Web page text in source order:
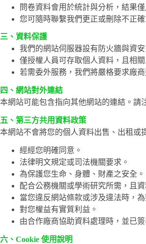
問卷資料會用於統計與分析，結果
您可隨時聯繫我們更正或刪除不正
三、資料保護
我們的網站伺服器設有防火牆與資
僅授權人員可存取個人資料，且相
若需委外服務，我們將嚴格要求廠
四、網站對外連結
本網站可能包含指向其他網站的連結。請
五、第三方共用資料政策
本網站不會將您的個人資料出售、出租或
經經您明確同意。
法律明文規定或司法機關要求。
為保護您生命、身體、財產之安全。
配合公務機關或學術研究所需，且
當您違反網站條款或涉及違法時，
對您權益有實質利益。
由合作廠商協助資料處理時，並已
六、Cookie 使用說明